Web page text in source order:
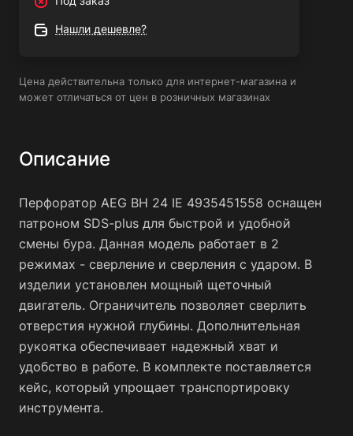
Нашли дешевле?
Цена действительна только для интернет-магазина и
может отличаться от цен в розничных магазинах
Описание
Перфоратор AEG ВН 24 IE 4935451558 оснащен
патроном SDS-plus для быстрой и удобной
смены бура. Данная модель работает в 2
режимах - сверление и сверления с ударом. В
изделии установлен мощный щеточный
двигатель. Ограничитель позволяет сверлить
отверстия нужной глубины. Дополнительная
рукоятка обеспечивает надежный хват и
удобство в работе. В комплекте поставляется
кейс, который упрощает транспортировку
инструмента.